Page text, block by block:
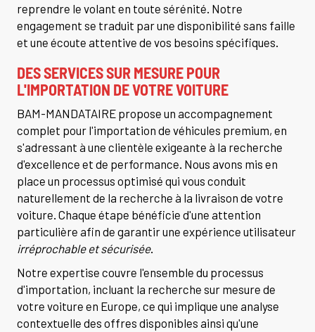
reprendre le volant en toute sérénité. Notre
engagement se traduit par une disponibilité sans faille
et une écoute attentive de vos besoins spécifiques.
DES SERVICES SUR MESURE POUR
L'IMPORTATION DE VOTRE VOITURE
BAM-MANDATAIRE propose un accompagnement
complet pour l'importation de véhicules premium, en
s'adressant à une clientèle exigeante à la recherche
d'excellence et de performance. Nous avons mis en
place un processus optimisé qui vous conduit
naturellement de la recherche à la livraison de votre
voiture. Chaque étape bénéficie d'une attention
particulière afin de garantir une expérience utilisateur
irréprochable et sécurisée.
Notre expertise couvre l'ensemble du processus
d'importation, incluant la recherche sur mesure de
votre voiture en Europe, ce qui implique une analyse
contextuelle des offres disponibles ainsi qu'une